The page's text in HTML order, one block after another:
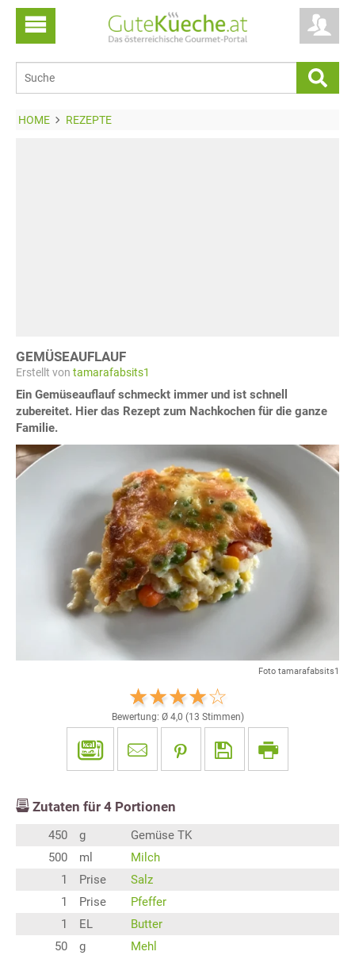
HOME REZEPTE
GEMÜSEAUFLAUF
Erstellt von tamarafabsits1
Ein Gemüseauflauf schmeckt immer und ist schnell
zubereitet. Hier das Rezept zum Nachkochen für die ganze
Familie.
Foto tamarafabsits1
Bewertung: Ø 4,0 (13 Stimmen)
Zutaten für 4 Portionen
450 g
Gemüse TK
500
ml
Milch
1
Prise
Salz
1
Prise
Pfeffer
1
EL
Butter
50
g Mehl